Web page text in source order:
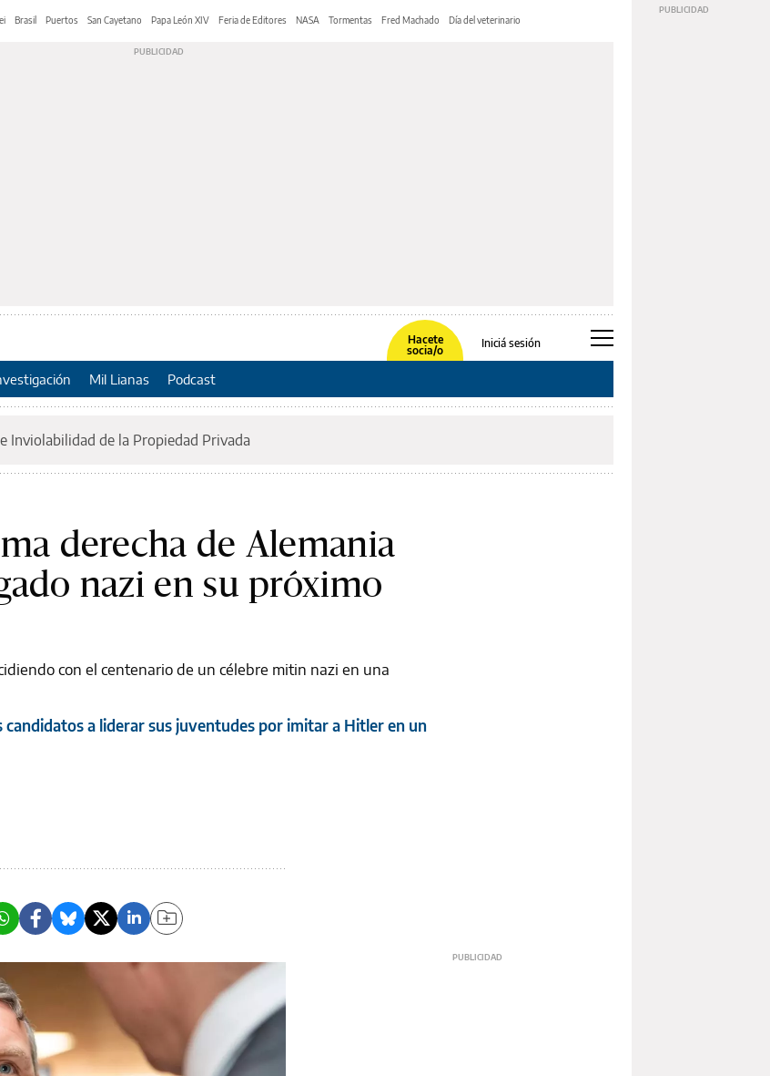
Brasil Puertos San Cayetano Papa León XIV Feria de Editores NASA Tormentas Fred Machado Día del veterinario
Hacete
socia/o
Iniciá sesión
Mil Lianas Podcast
Inviolabilidad de la Propiedad Privada
derecha de Alemania
nazi en su próximo
con el centenario de un célebre mitin nazi en una
a liderar sus juventudes por imitar a Hitler en un